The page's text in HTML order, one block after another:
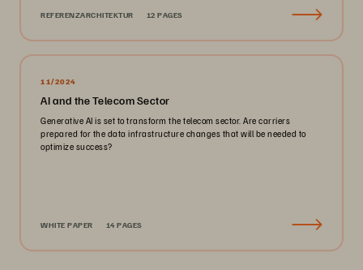
REFERENZARCHITEKTUR 12 PAGES
11/2024
AI and the Telecom Sector
Generative AI is set to transform the telecom sector. Are carriers
prepared for the data infrastructure changes that will be needed to
optimize success?
WHITE PAPER 14 PAGES